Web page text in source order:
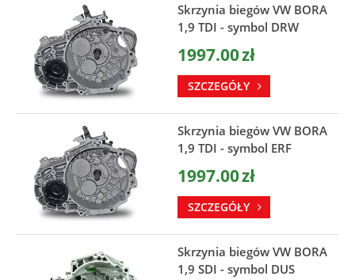
Skrzynia biegów VW BORA
1,9 TDI - symbol DRW
1997.00zł
SZCZEGÓŁY
Skrzynia biegów VW BORA
1,9 TDI - symbol ERF
1997.00zł
SZCZEGÓŁY
Skrzynia biegów VW BORA
1,9 SDI - symbol DUS